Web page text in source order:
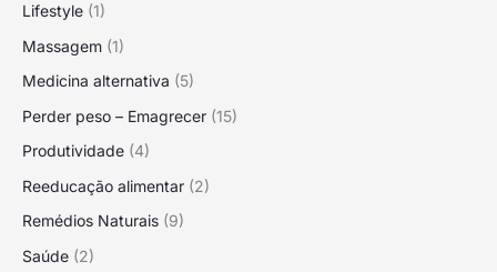
Lifestyle (1)
Massagem (1)
Medicina alternativa (5)
Perder peso – Emagrecer (15)
Produtividade (4)
Reeducação alimentar (2)
Remédios Naturais (9)
Saúde (2)